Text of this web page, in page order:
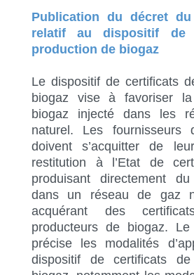
Publication du décret
relatif au dispositif de
production de biogaz
Le dispositif de certificats
biogaz vise à favoriser
biogaz injecté dans les
naturel. Les fournisseurs
doivent s’acquitter de
restitution à l’Etat de
produisant directement
dans un réseau de gaz
acquérant des
producteurs de biogaz.
précise les modalités
dispositif de certificats